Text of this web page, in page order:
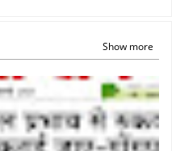
Show more